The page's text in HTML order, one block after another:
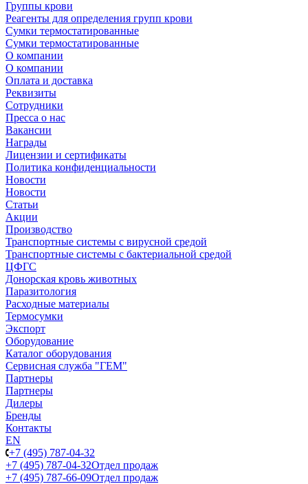
Группы крови
Реагенты для определения групп крови
Сумки термостатированные
Сумки термостатированные
О компании
О компании
Оплата и доставка
Реквизиты
Сотрудники
Пресса о нас
Вакансии
Награды
Лицензии и сертификаты
Политика конфиденциальности
Новости
Новости
Статьи
Акции
Производство
Транспортные системы с вирусной средой
Транспортные системы с бактериальной средой
ЦФГС
Донорская кровь животных
Паразитология
Расходные материалы
Термосумки
Экспорт
Оборудование
Каталог оборудования
Сервисная служба "ГЕМ"
Партнеры
Партнеры
Дилеры
Бренды
Контакты
EN
+7 (495) 787-04-32
+7 (495) 787-04-32Отдел продаж
+7 (495) 787-66-09Отдел продаж